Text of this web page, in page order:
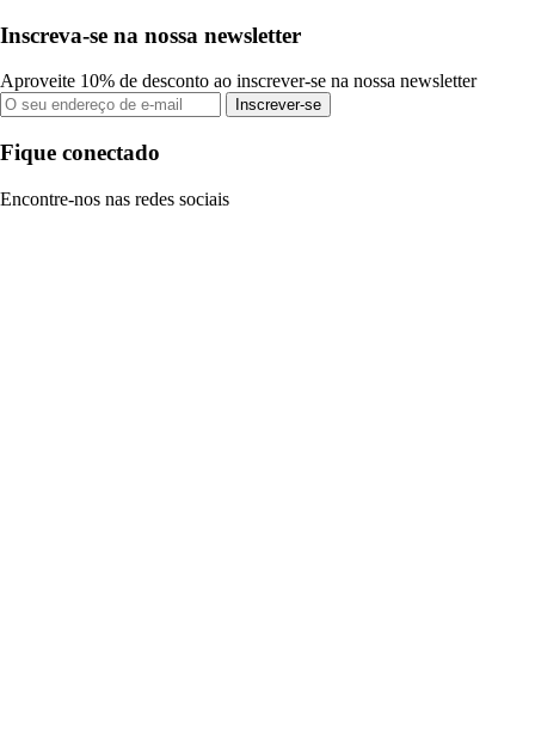
Inscreva-se na nossa newsletter
Aproveite 10% de desconto ao inscrever-se na nossa newsletter
Inscrever-se
Fique conectado
Encontre-nos nas redes sociais